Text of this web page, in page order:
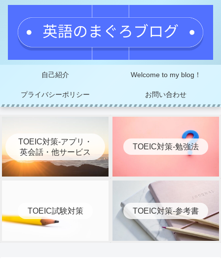
自己紹介 Welcome to my blog！
プライバシーポリシー お問い合わせ
TOEIC対策-アプリ・
英会話・他サービス
TOEIC対策-勉強法
TOEIC試験対策 TOEIC対策-参考書